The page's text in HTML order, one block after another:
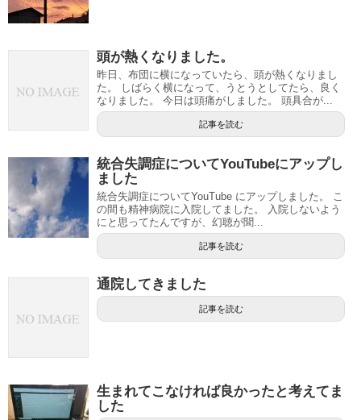
頭が熱くなりました。
昨日、布団に横になっていたら、頭が熱くなりまし
た。 しばらく横になって、うとうとしてたら、良く
なりました。 今日は頭痛がしました。 頭具合が...
記事を読む
統合失調症についてYouTubeにアップし
ました
統合失調症についてYouTube にアップしました。 こ
の間も精神病院に入院してました。 入院しないよう
にと思ってたんですが、幻聴が聞...
記事を読む
通院してきました
記事を読む
生まれてこなければ良かったと考えてま
した